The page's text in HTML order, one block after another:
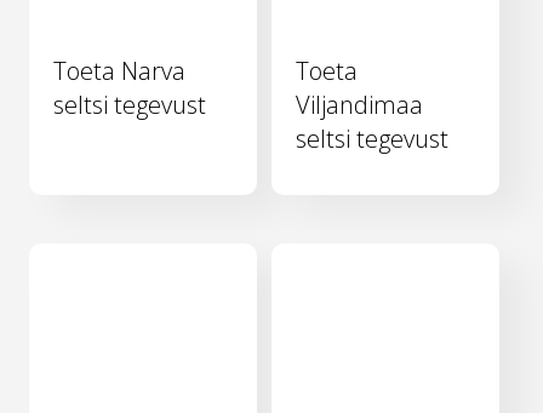
Toeta Narva
seltsi tegevust
Toeta
Viljandimaa
seltsi tegevust